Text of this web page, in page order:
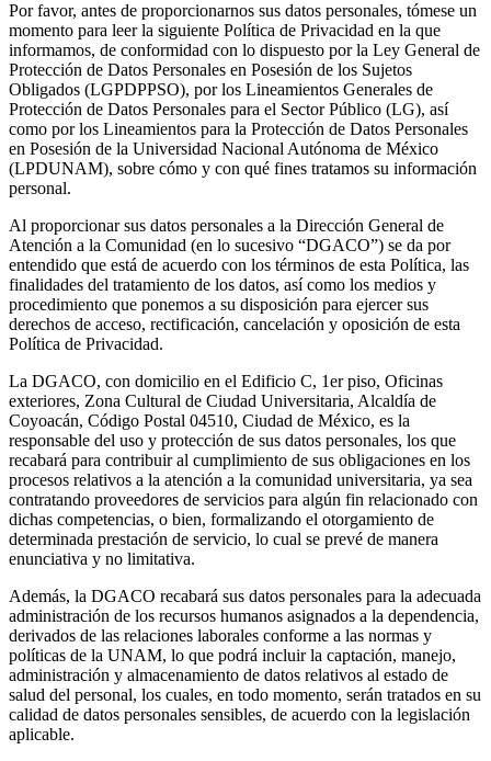
Por favor, antes de proporcionarnos sus datos personales, tómese un
momento para leer la siguiente Política de Privacidad en la que
informamos, de conformidad con lo dispuesto por la Ley General de
Protección de Datos Personales en Posesión de los Sujetos
Obligados (LGPDPPSO), por los Lineamientos Generales de
Protección de Datos Personales para el Sector Público (LG), así
como por los Lineamientos para la Protección de Datos Personales
en Posesión de la Universidad Nacional Autónoma de México
(LPDUNAM), sobre cómo y con qué fines tratamos su información
personal.
Al proporcionar sus datos personales a la Dirección General de
Atención a la Comunidad (en lo sucesivo “DGACO”) se da por
entendido que está de acuerdo con los términos de esta Política, las
finalidades del tratamiento de los datos, así como los medios y
procedimiento que ponemos a su disposición para ejercer sus
derechos de acceso, rectificación, cancelación y oposición de esta
Política de Privacidad.
La DGACO, con domicilio en el Edificio C, 1er piso, Oficinas
exteriores, Zona Cultural de Ciudad Universitaria, Alcaldía de
Coyoacán, Código Postal 04510, Ciudad de México, es la
responsable del uso y protección de sus datos personales, los que
recabará para contribuir al cumplimiento de sus obligaciones en los
procesos relativos a la atención a la comunidad universitaria, ya sea
contratando proveedores de servicios para algún fin relacionado con
dichas competencias, o bien, formalizando el otorgamiento de
determinada prestación de servicio, lo cual se prevé de manera
enunciativa y no limitativa.
Además, la DGACO recabará sus datos personales para la adecuada
administración de los recursos humanos asignados a la dependencia,
derivados de las relaciones laborales conforme a las normas y
políticas de la UNAM, lo que podrá incluir la captación, manejo,
administración y almacenamiento de datos relativos al estado de
salud del personal, los cuales, en todo momento, serán tratados en su
calidad de datos personales sensibles, de acuerdo con la legislación
aplicable.